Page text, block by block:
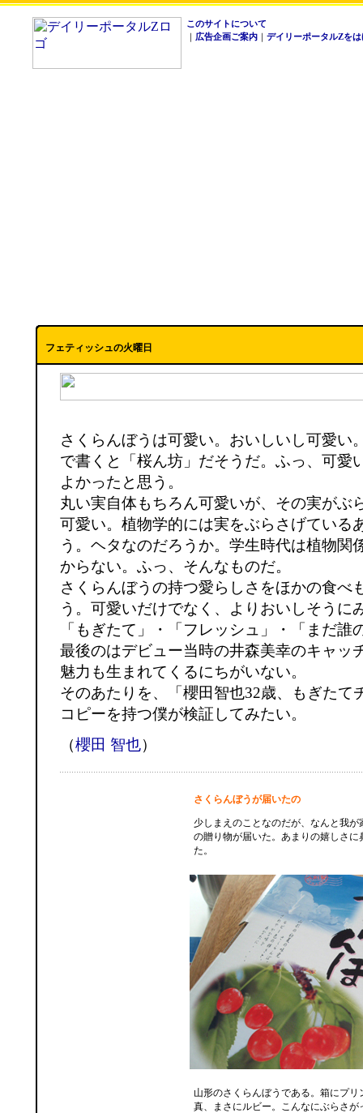
このサイトについて
｜ 広告企画ご案内 ｜ デイリーポータルZを
フェティッシュの火曜日
さくらんぼうは可愛い。おいしいし可愛い
で書くと「桜ん坊」だそうだ。ふっ、可愛
よかったと思う。
丸い実自体もちろん可愛いが、その実がぶ
可愛い。植物学的には実をぶらさげている
う。ヘタなのだろうか。学生時代は植物関
からない。ふっ、そんなものだ。
さくらんぼうの持つ愛らしさをほかの食べ
う。可愛いだけでなく、よりおいしそうに
「もぎたて」・「フレッシュ」・「まだ誰
最後のはデビュー当時の井森美幸のキャッ
魅力も生まれてくるにちがいない。
そのあたりを、「櫻田智也32歳、もぎたて
コピーを持つ僕が検証してみたい。
（櫻田 智也）
さくらんぼうが届いたの
少しまえのことなのだが、なんと我が
の贈り物が届いた。あまりの嬉しさに
た。
山形のさくらんぼうである。箱にプリ
真、まさにルビー。こんなにぶらさが